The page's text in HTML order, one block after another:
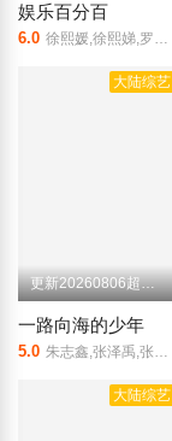
娱乐百分百
6.0 徐熙媛,徐熙娣,罗志祥,黄鸿升,简恺乐,敖犬,廖威廉
大陆综艺
更新20260806超前加更
一路向海的少年
5.0 朱志鑫,张泽禹,张极,左航,苏新皓,陆虎,李飞,阎鹤祥
大陆综艺